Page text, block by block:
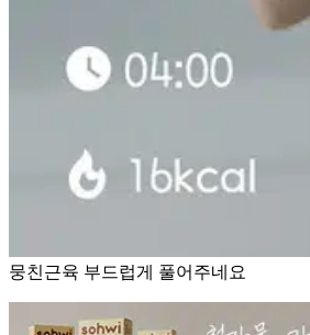
뭉친근육 부드럽게 풀어주네요